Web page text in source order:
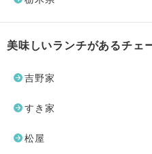
美味しいランチがあるチェ
吉野家
すき家
松屋